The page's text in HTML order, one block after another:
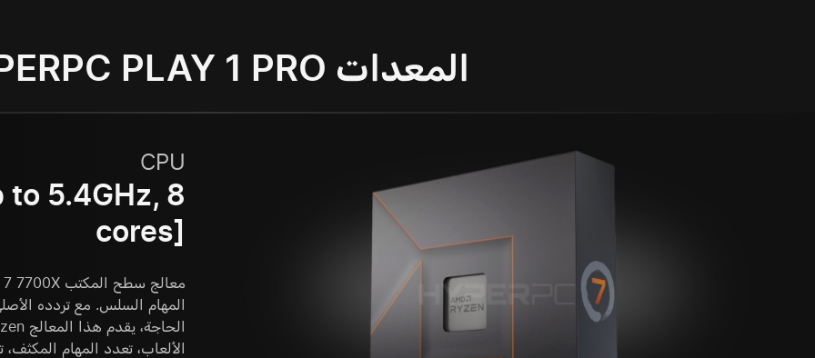
المعدات HYPERPC PLAY 1 PRO
CPU
to 5.4GHz, 8
cores]
الألعاب، تعدد المهام المكثف،